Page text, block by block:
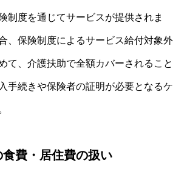
制度を通じてサービスが提供されま
、保険制度によるサービス給付対象外
て、介護扶助で全額カバーされること
手続きや保険者の証明が必要となるケ
費・居住費の扱い